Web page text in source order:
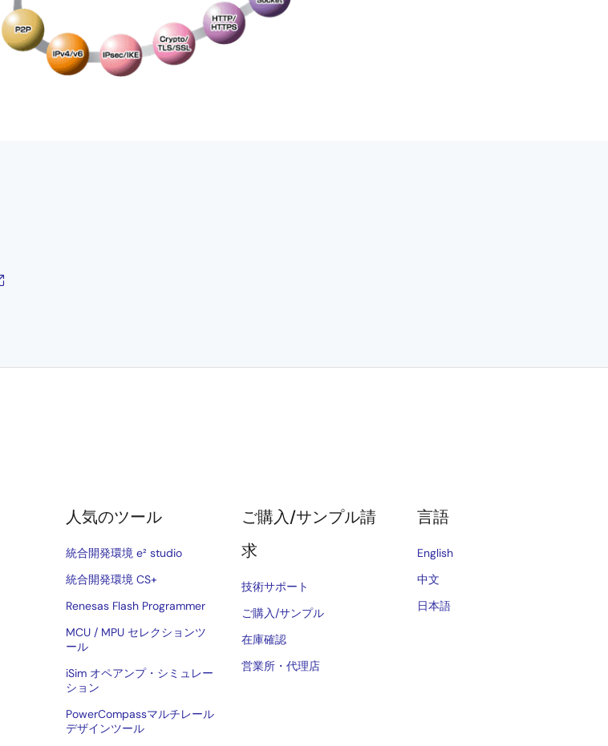
人気のツール
統合開発環境 e² studio
統合開発環境 CS+
Renesas Flash Programmer
MCU / MPU セレクションツ
ール
iSim オペアンプ・シミュレー
ション
PowerCompassマルチレール
デザインツール
ご購入/サンプル請
求
技術サポート
ご購入/サンプル
在庫確認
営業所・代理店
言語
English
中文
日本語